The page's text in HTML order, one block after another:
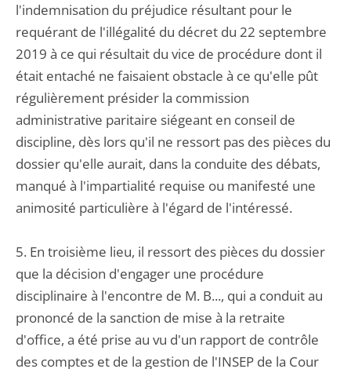
l'indemnisation du préjudice résultant pour le
requérant de l'illégalité du décret du 22 septembre
2019 à ce qui résultait du vice de procédure dont il
était entaché ne faisaient obstacle à ce qu'elle pût
régulièrement présider la commission
administrative paritaire siégeant en conseil de
discipline, dès lors qu'il ne ressort pas des pièces du
dossier qu'elle aurait, dans la conduite des débats,
manqué à l'impartialité requise ou manifesté une
animosité particulière à l'égard de l'intéressé.
5. En troisième lieu, il ressort des pièces du dossier
que la décision d'engager une procédure
disciplinaire à l'encontre de M. B..., qui a conduit au
prononcé de la sanction de mise à la retraite
d'office, a été prise au vu d'un rapport de contrôle
des comptes et de la gestion de l'INSEP de la Cour